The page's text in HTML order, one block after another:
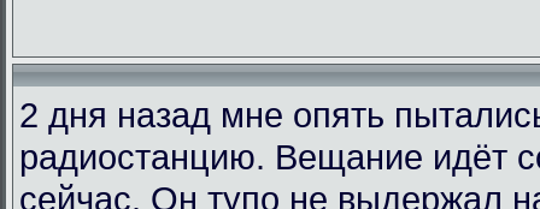
2 дня назад мне опять
радиостанцию. Вещание идёт
сейчас. Он тупо не выдержал